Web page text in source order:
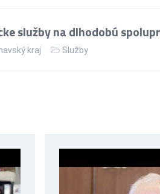
služby na dlhodobú
kraj Služby